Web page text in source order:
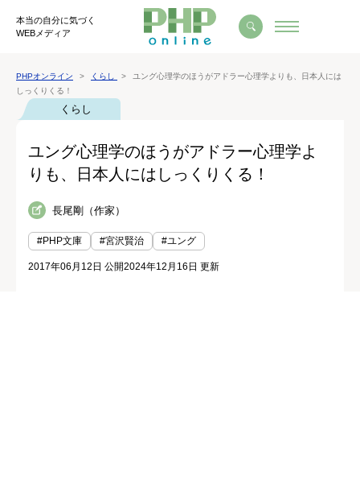
本当の自分に気づく
WEBメディア
PHPオンライン くらし
ユング心理学のほうがアドラー心理学よりも、日本人には
しっくりくる！
くらし
ユング心理学のほうがアドラー心理学よ
りも、日本人にはしっくりくる！
長尾剛（作家）
#PHP文庫 #宮沢賢治 #ユング
2017年06月12日 公開2024年12月16日 更新